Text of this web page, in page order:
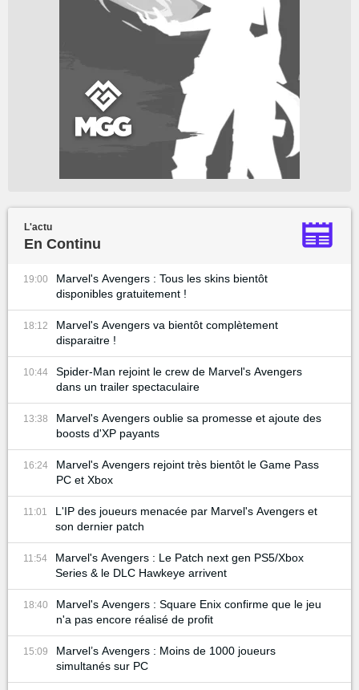
L'actu
En Continu
19:00
Marvel's Avengers : Tous les skins bientôt
disponibles gratuitement !
18:12
Marvel's Avengers va bientôt complètement
disparaitre !
10:44
Spider-Man rejoint le crew de Marvel's Avengers
dans un trailer spectaculaire
13:38
Marvel's Avengers oublie sa promesse et ajoute des
boosts d'XP payants
16:24
Marvel's Avengers rejoint très bientôt le Game Pass
PC et Xbox
11:01
L'IP des joueurs menacée par Marvel's Avengers et
son dernier patch
11:54
Marvel's Avengers : Le Patch next gen PS5/Xbox
Series & le DLC Hawkeye arrivent
18:40
Marvel's Avengers : Square Enix confirme que le jeu
n'a pas encore réalisé de profit
15:09
Marvel’s Avengers : Moins de 1000 joueurs
simultanés sur PC